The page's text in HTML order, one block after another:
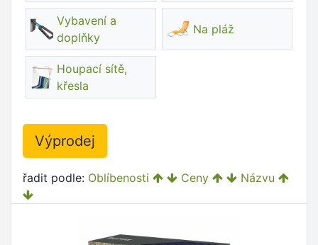
Vybavení a
doplňky
Na pláž
Houpací sítě,
křesla
Výprodej
řadit podle: Oblíbenosti Ceny Názvu